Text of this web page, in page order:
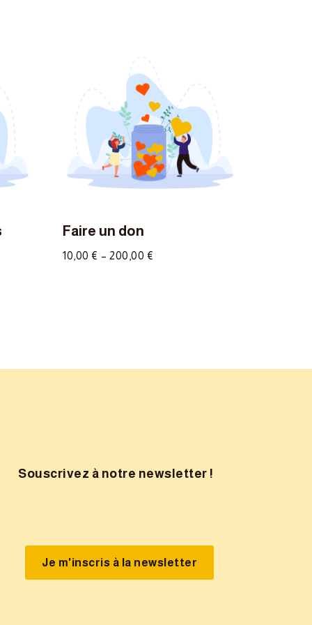
Faire un don
10,00 € –200,00 €
Souscrivez à notre newsletter !
Je m'inscris à la newsletter